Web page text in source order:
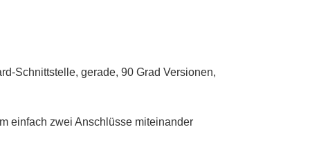
Schnittstelle, gerade, 90 Grad Versionen,
einfach zwei Anschlüsse miteinander